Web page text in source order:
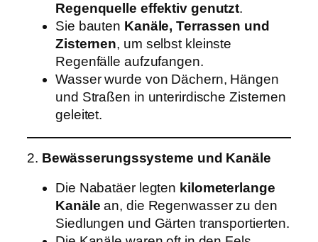
Regenquelle effektiv genutzt.
Sie bauten Kanäle, Terrassen und
Zisternen, um selbst kleinste
Regenfälle aufzufangen.
Wasser wurde von Dächern, Hängen
und Straßen in unterirdische Zisternen
geleitet.
2. Bewässerungssysteme und Kanäle
Die Nabatäer legten kilometerlange
Kanäle an, die Regenwasser zu den
Siedlungen und Gärten transportierten.